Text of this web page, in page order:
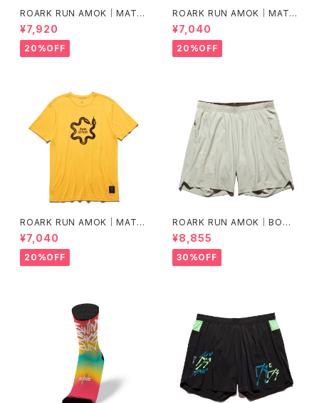
ROARK RUN AMOK｜MATHI
S LS col.BLACK FJORD
¥7,920
20%OFF
ROARK RUN AMOK｜MATHI
S CORE SS col.FOREST
¥7,040
20%OFF
ROARK RUN AMOK｜MATHI
S CORE SS col.SUNBURST
¥7,040
20%OFF
ROARK RUN AMOK｜BOM
MER 2.0 7" Col.CHAPARRA
L
¥8,855
30%OFF